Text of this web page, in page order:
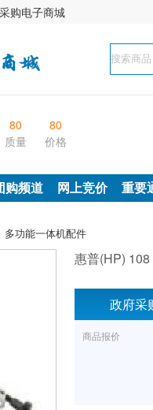
购电子商城
80
质量
80
价格
购频道 网上竞价 重要
多功能一体机配件
惠普(HP)
政府采
商品报价